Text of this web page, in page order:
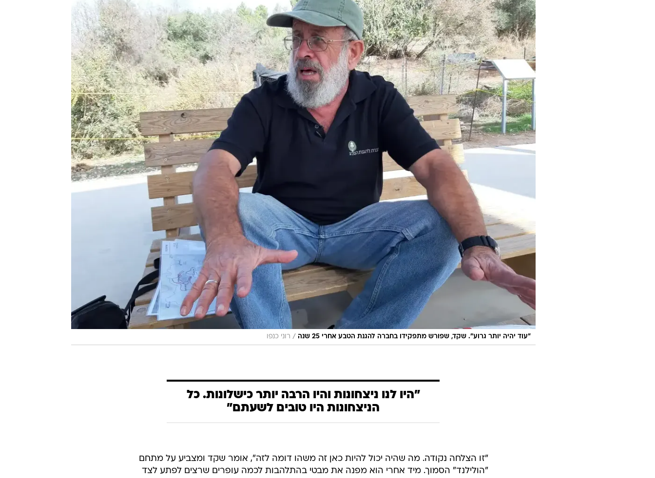
"עוד יהיה יותר גרוע". שקד, שפורש מתפקידו בחברה להגנת הטבע אחרי 25 שנה / רוני כנפו
"היו לנו ניצחונות והיו הרבה יותר כישלונות. כל
הניצחונות היו טובים לשעתם"
"זו הצלחה נקודה. מה שהיה יכול להיות כאן זה משהו דומה לזה", אומר שקד ומצביע על מתחם
"הולילנד" הסמוך. מיד אחרי הוא מפנה את מבטי בהתלהבות לכמה עופרים שרצים לפתע לצד